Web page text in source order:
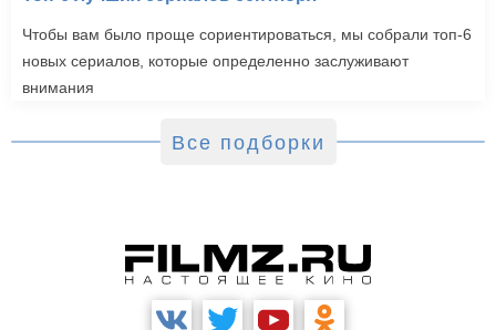
Чтобы вам было проще сориентироваться, мы собрали топ-6
новых сериалов, которые определенно заслуживают
внимания
Все подборки